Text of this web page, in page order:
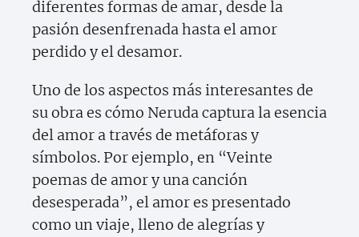
diferentes formas de amar, desde la
pasión desenfrenada hasta el amor
perdido y el desamor.
Uno de los aspectos más interesantes de
su obra es cómo Neruda captura la esencia
del amor a través de metáforas y
símbolos. Por ejemplo, en “Veinte
poemas de amor y una canción
desesperada”, el amor es presentado
como un viaje, lleno de alegrías y